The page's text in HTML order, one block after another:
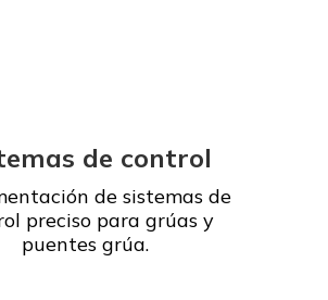
de control
de sistemas de
preciso para grúas y
puentes grúa.